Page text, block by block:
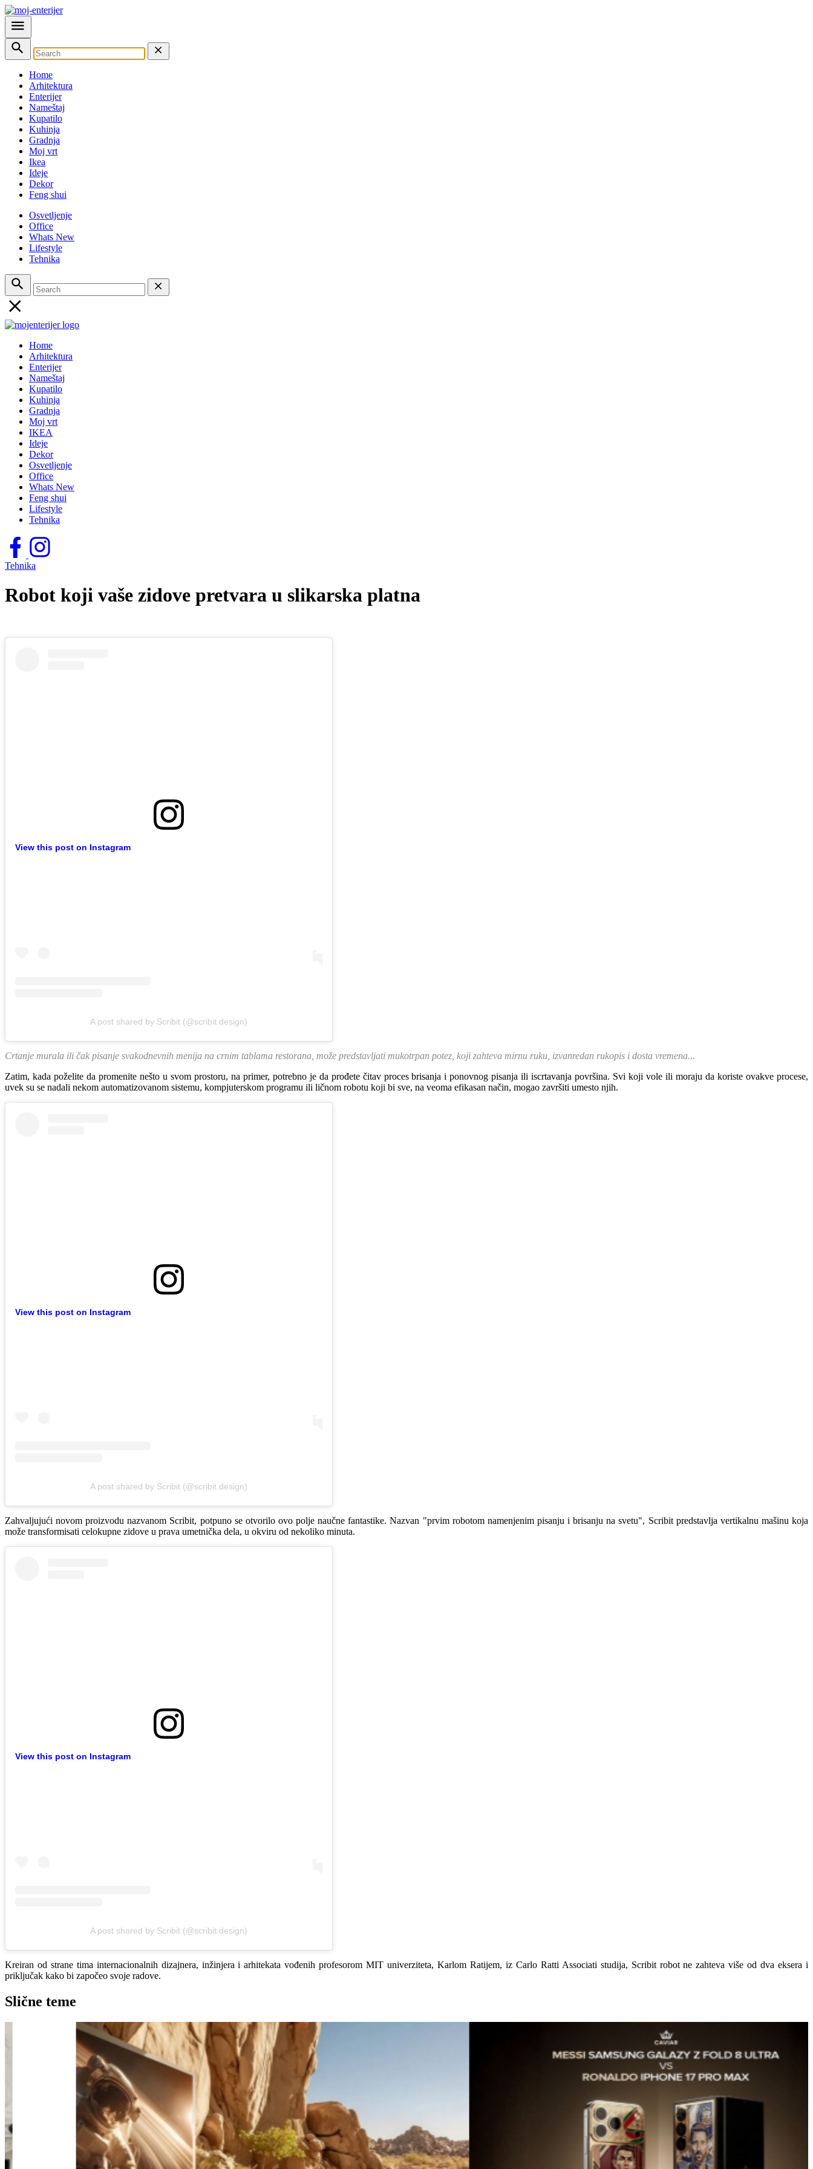
Home
Arhitektura
Enterijer
Nameštaj
Kupatilo
Kuhinja
Gradnja
Moj vrt
Ikea
Ideje
Dekor
Feng shui
Osvetljenje
Office
Whats New
Lifestyle
Tehnika
Home
Arhitektura
Enterijer
Nameštaj
Kupatilo
Kuhinja
Gradnja
Moj vrt
IKEA
Ideje
Dekor
Osvetljenje
Office
Whats New
Feng shui
Lifestyle
Tehnika
Tehnika
Robot koji vaše zidove pretvara u slikarska platna
View this post on Instagram
A post shared by Scribit (@scribit.design)
Crtanje murala ili čak pisanje svakodnevnih menija na crnim tablama restorana, može predstavljati mukotrpan potez, koji zahteva mirnu ruku, izvanredan rukopis i dosta vremena...
Zatim, kada poželite da promenite nešto u svom prostoru, na primer, potrebno je da prođete čitav proces brisanja i ponovnog pisanja ili iscrtavanja površina. Svi koji vole ili moraju da koriste ovakve procese,
uvek su se nadali nekom automatizovanom sistemu, kompjuterskom programu ili ličnom robotu koji bi sve, na veoma efikasan način, mogao završiti umesto njih.
View this post on Instagram
A post shared by Scribit (@scribit.design)
Zahvaljujući novom proizvodu nazvanom Scribit, potpuno se otvorilo ovo polje naučne fantastike. Nazvan "prvim robotom namenjenim pisanju i brisanju na svetu", Scribit predstavlja vertikalnu mašinu koja
može transformisati celokupne zidove u prava umetnička dela, u okviru od nekoliko minuta.
View this post on Instagram
A post shared by Scribit (@scribit.design)
Kreiran od strane tima internacionalnih dizajnera, inžinjera i arhitekata vođenih profesorom MIT univerziteta, Karlom Ratijem, iz Carlo Ratti Associati studija, Scribit robot ne zahteva više od dva eksera i
priključak kako bi započeo svoje radove.
Slične teme